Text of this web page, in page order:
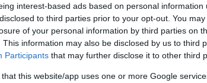
interest-based ads based on personal information
to third parties prior to your opt-out. You
of your personal information by third parties on
This information may also be disclosed by us to third
Participants that may further disclose it to other third
that this website/app uses one or more Google
feltette a magazin jellegzetes „73
Me ... Nowcímű albumáról,